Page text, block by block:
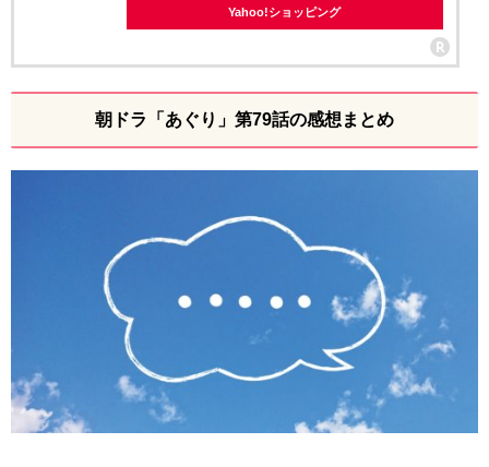
Yahoo!ショッピング
朝ドラ「あぐり」第79話の感想まとめ